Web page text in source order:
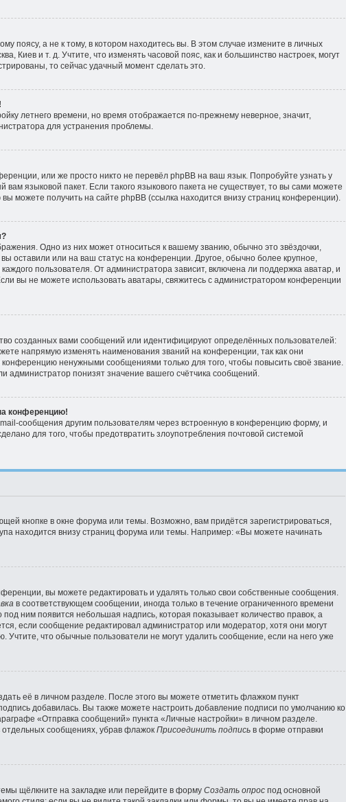
поясу, а не к тому, в котором находитесь вы. В этом случае измените в личных
Киев и т. д. Учтите, что изменять часовой пояс, как и большинство настроек, могут
то сейчас удачный момент сделать это.
летнего времени, но время отображается по-прежнему неверное, значит,
для устранения проблемы.
или же просто никто не перевёл phpBB на ваш язык. Попробуйте узнать у
языковой пакет. Если такого языкового пакета не существует, то вы сами можете
можете получить на сайте phpBB (ссылка находится внизу страниц конференции).
Одно из них может относиться к вашему званию, обычно это звёздочки,
оставили или на ваш статус на конференции. Другое, обычно более крупное,
пользователя. От администратора зависит, включена ли поддержка аватар, и
вы не можете использовать аватары, свяжитесь с администратором конференции
созданных вами сообщений или идентифицируют определённых пользователей:
напрямую изменять наименования званий на конференции, так как они
ненужными сообщениями только для того, чтобы повысить своё звание.
понизят значение вашего счётчика сообщений.
конференцию!
сообщения другим пользователям через встроенную в конференцию форму, и
для того, чтобы предотвратить злоупотребления почтовой системой
кнопке в окне форума или темы. Возможно, вам придётся зарегистрироваться,
находится внизу страниц форума или темы. Например: «Вы можете начинать
вы можете редактировать и удалять только свои собственные сообщения.
в соответствующем сообщении, иногда только в течение ограниченного времени
ним появится небольшая надпись, которая показывает количество правок, а
если сообщение редактировал администратор или модератор, хотя они могут
что обычные пользователи не могут удалить сообщение, если на него уже
её в личном разделе. После этого вы можете отметить флажком пункт
добавилась. Вы также можете настроить добавление подписи по умолчанию ко
«Отправка сообщений» пункта «Личные настройки» в личном разделе.
сообщениях, убрав флажок Присоединить подписьв форме отправки
щёлкните на закладке или перейдите в форму Создать опроспод основной